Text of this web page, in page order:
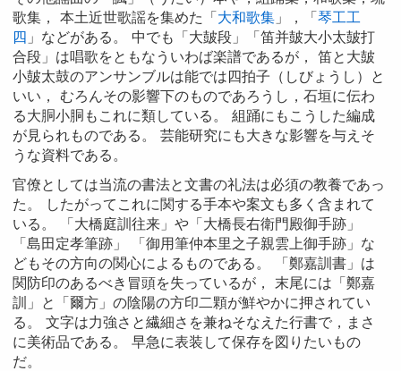
歌集， 本土近世歌謡を集めた「大和歌集 」，「琴工工
四 」などがある。 中でも「大皷段」「笛并皷大小太皷打
合段」は唱歌をともなういわば楽譜であるが， 笛と大皷
小皷太鼓のアンサンブルは能では四拍子（しびょうし）と
いい， むろんその影響下のものであろうし，石垣に伝わ
る大胴小胴もこれに類している。 組踊にもこうした編成
が見られものである。 芸能研究にも大きな影響を与えそ
うな資料である。
官僚としては当流の書法と文書の礼法は必須の教養であっ
た。 したがってこれに関する手本や案文も多く含まれて
いる。 「大橋庭訓往来」や「大橋長右衛門殿御手跡」
「島田定孝筆跡」 「御用筆仲本里之子親雲上御手跡」な
どもその方向の関心によるものである。 「鄭嘉訓書」は
関防印のあるべき冒頭を失っているが， 末尾には「鄭嘉
訓」と「爾方」の陰陽の方印二顆が鮮やかに押されてい
る。 文字は力強さと繊細さを兼ねそなえた行書で，まさ
に美術品である。 早急に表装して保存を図りたいもの
だ。